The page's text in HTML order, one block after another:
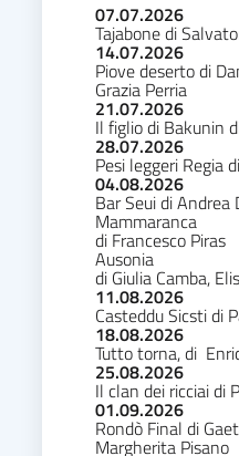
07.07.2026
Tajabone di
14.07.2026
Piove deserto di
Grazia Perria
21.07.2026
Il figlio di Bakunin
28.07.2026
Pesi leggeri Regia
04.08.2026
Bar Seui di Andrea
Mammaranca
di Francesco Piras
Ausonia
di Giulia Camba,
11.08.2026
Casteddu Sicsti di
18.08.2026
Tutto torna, di
25.08.2026
Il clan dei ricciai di
01.09.2026
Rondò Final di
Margherita Pisano